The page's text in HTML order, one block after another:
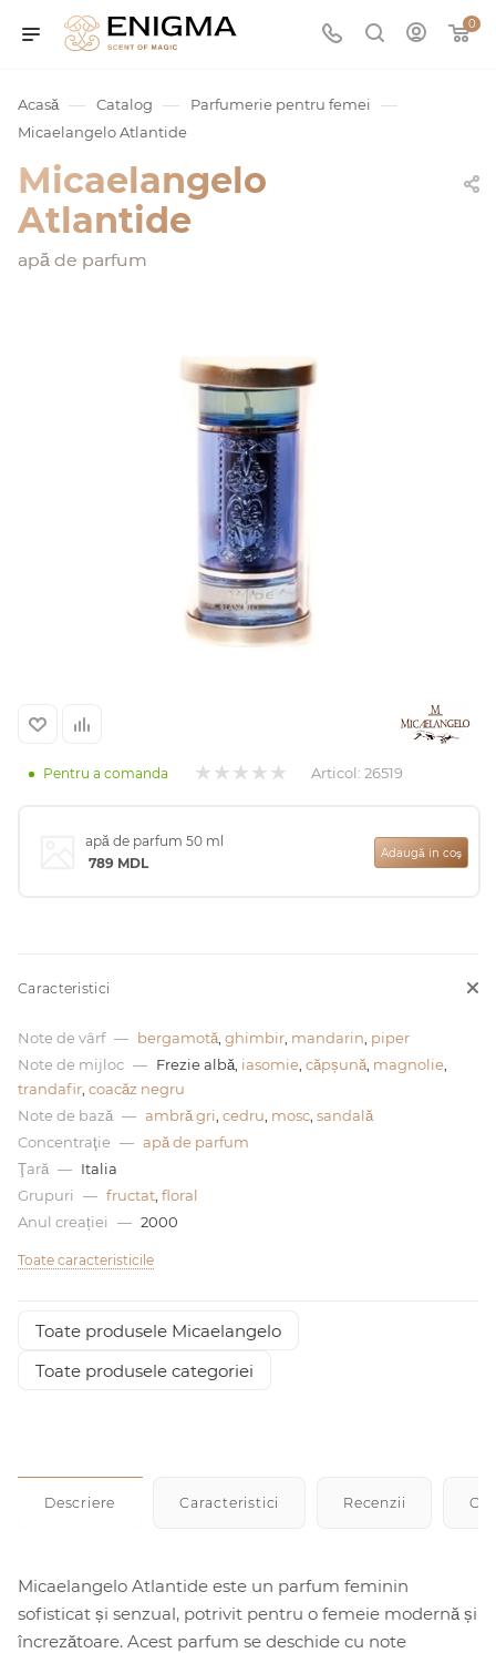
0
de lei
Acasă — Catalog — Parfumerie pentru femei —
Micaelangelo Atlantide
Micaelangelo
Atlantide
apă de parfum
Pentru a comanda Articol: 26519
apă de parfum 50 ml
789 MDL
Adaugă in coş
Caracteristici
Note de vârf — bergamotă ghimbir mandarin piper
Note de mijloc — Frezie albă, iasomie căpșună magnolie
trandafir coacăz negru
Note de bază — ambră gri cedru mosc sandală
Concentraţie — apă de parfum
Ţară — Italia
Grupuri
— fructat floral
Anul creației
— 2000
Toate caracteristicile
Toate produsele Micaelangelo
Toate produsele categoriei
Descriere Caracteristici Recenzii
Micaelangelo Atlantide este un parfum feminin
sofisticat și senzual, potrivit pentru o femeie modernă și
încrezătoare. Acest parfum se deschide cu note